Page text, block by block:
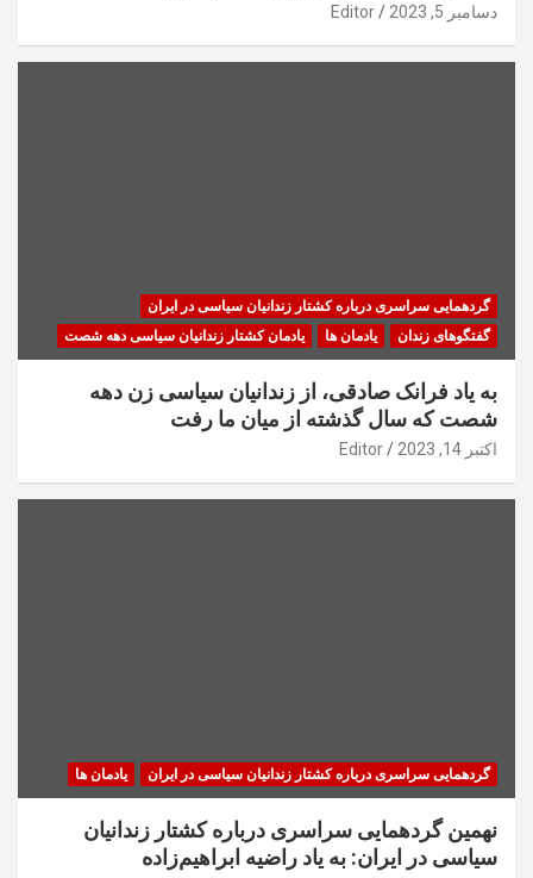
دسامبر 5, 2023 Editor
گردهمایی سراسری درباره کشتار زندانیان سیاسی در ایران
گفتگوهای زندان
یادمان ها یادمان کشتار زندانیان سیاسی دهه شصت
به یاد فرانک صادقی، از زندانیان سیاسی زن دهه
شصت که سال گذشته از میان ما رفت
اکتبر 14, 2023 Editor
گردهمایی سراسری درباره کشتار زندانیان سیاسی در ایران یادمان ها
نهمین گردهمایی سراسری درباره کشتار زندانیان
سیاسی در ایران: به یاد راضیه ابراهیم‌زاده